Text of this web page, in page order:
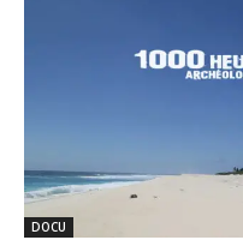
DOCU